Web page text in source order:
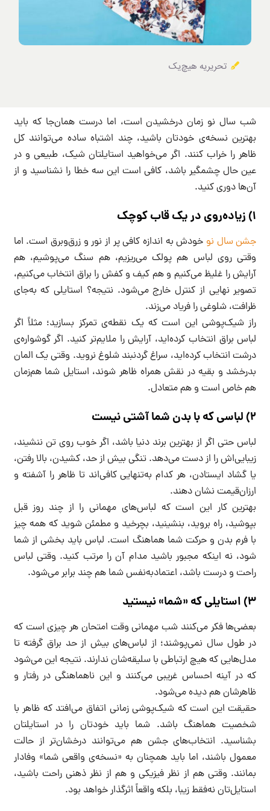
تحریریه هیچ‌یک
شب سال نو زمان درخشیدن است، اما درست همان‌جا که باید
بهترین نسخه‌ی خودتان باشید، چند اشتباه ساده می‌توانند کل
ظاهر را خراب کنند. اگر می‌خواهید استایلتان شیک، طبیعی و در
عین حال چشمگیر باشد، کافی است این سه خطا را نشناسید و از
آن‌ها دوری کنید.
۱) زیاده‌روی در یک قاب کوچک
جشن سال نو خودش به اندازه کافی پر از نور و زرق‌وبرق است. اما
وقتی روی لباس هم پولک می‌ریزیم، هم سنگ می‌پوشیم، هم
آرایش را غلیظ می‌کنیم و هم کیف و کفش را براق انتخاب می‌کنیم،
تصویر نهایی از کنترل خارج می‌شود. نتیجه؟ استایلی که به‌جای
ظرافت، شلوغی را فریاد می‌زند.
راز شیک‌پوشی این است که یک نقطه‌ی تمرکز بسازید؛ مثلاً اگر
لباس براق انتخاب کرده‌اید، آرایش را ملایم‌تر کنید. اگر گوشواره‌ی
درشت انتخاب کرده‌اید، سراغ گردنبند شلوغ نروید. وقتی یک المان
بدرخشد و بقیه در نقش همراه ظاهر شوند، استایل شما هم‌زمان
هم خاص است و هم متعادل.
۲) لباسی که با بدن شما آشتی نیست
لباس حتی اگر از بهترین برند دنیا باشد، اگر خوب روی تن ننشیند،
زیبایی‌اش را از دست می‌دهد. تنگی بیش از حد، کشیدن، بالا رفتن،
یا گشاد ایستادن، هر کدام به‌تنهایی کافی‌اند تا ظاهر را آشفته و
ارزان‌قیمت نشان دهند.
بهترین کار این است که لباس‌های مهمانی را از چند روز قبل
بپوشید، راه بروید، بنشینید، بچرخید و مطمئن شوید که همه چیز
با فرم بدن و حرکت شما هماهنگ است. لباس باید بخشی از شما
شود، نه اینکه مجبور باشید مدام آن را مرتب کنید. وقتی لباس
راحت و درست باشد، اعتمادبه‌نفس شما هم چند برابر می‌شود.
۳) استایلی که «شما» نیستید
بعضی‌ها فکر می‌کنند شب مهمانی وقت امتحان هر چیزی است که
در طول سال نمی‌پوشند؛ از لباس‌های بیش از حد براق گرفته تا
مدل‌هایی که هیچ ارتباطی با سلیقه‌شان ندارند. نتیجه این می‌شود
که در آینه احساس غریبی می‌کنند و این ناهماهنگی در رفتار و
ظاهرشان هم دیده می‌شود.
حقیقت این است که شیک‌پوشی زمانی اتفاق می‌افتد که ظاهر با
شخصیت هماهنگ باشد. شما باید خودتان را در استایلتان
بشناسید. انتخاب‌های جشن هم می‌توانند درخشان‌تر از حالت
معمول باشند، اما باید همچنان به «نسخه‌ی واقعی شما» وفادار
بمانند. وقتی هم از نظر فیزیکی و هم از نظر ذهنی راحت باشید،
استایل‌تان نه‌فقط زیبا، بلکه واقعاً اثرگذار خواهد بود.